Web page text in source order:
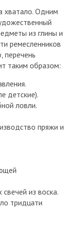
хватало. Одним
из глины и
ремесленников
перечень
таким образом:
детские).
ловли.
пряжи и
из воска.
тридцати